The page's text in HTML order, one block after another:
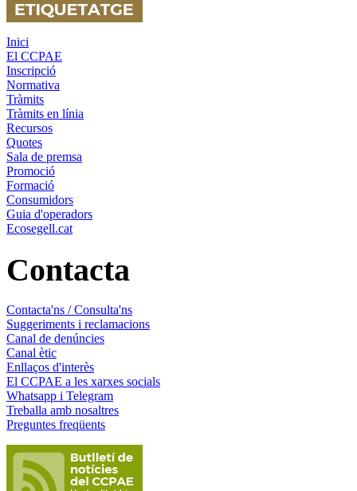
Inici
El CCPAE
Inscripció
Normativa
Tràmits
Tràmits en línia
Recursos
Quotes
Sala de premsa
Promoció
Formació
Consumidors
Guia d'operadors
Ecosegell.cat
Contacta
Contacta'ns / Consulta'ns
Suggeriments i reclamacions
Canal de denúncies
Canal ètic
Enllaços d'interès
El CCPAE a les xarxes socials
Whatsapp i Telegram
Treballa amb nosaltres
Preguntes freqüents